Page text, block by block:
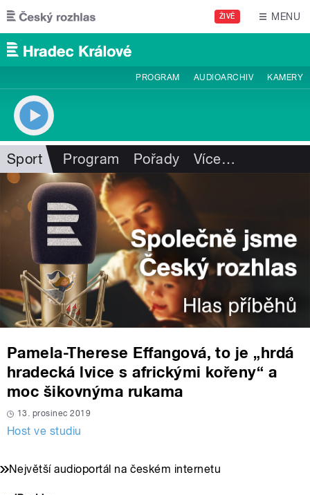
Přejít k hlavnímu obsahu
ŽIVĚ MENU
PROGRAM AUDIOARCHIV KAMERY
Sport Program Pořady Více…
Pamela-Therese Effangová, to je „hrdá
hradecká lvice s africkými kořeny“ a
moc šikovnýma rukama
13. prosinec 2019
Host ve studiu
Největší audioportál na českém internetu